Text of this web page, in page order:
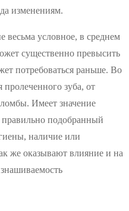
изменениям.
весьма условное, в среднем
существенно превысить
потребоваться раньше. Во
пролеченного зуба, от
Имеет значение
правильно подобранный
наличие или
же оказывают влияние и на